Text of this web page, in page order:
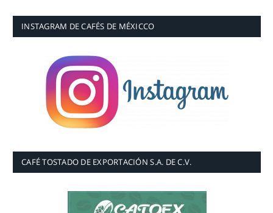
INSTAGRAM DE CAFÉS DE MÉXICCO
CAFÉ TOSTADO DE EXPORTACIÓN S.A. DE C.V.